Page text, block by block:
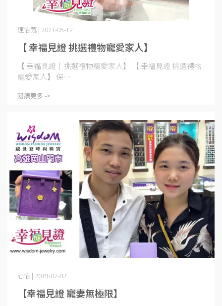
【 幸福見證 挑選禮物寵愛家人】
連怡甄 | 2021-05-12
【 幸福見證│挑選禮物寵愛家人】 【 幸福見證 挑選禮物
寵愛家人】 保⋯
閱讀更多 ->
【幸福見證 寵妻無極限】
心怡 | 2019-07-02